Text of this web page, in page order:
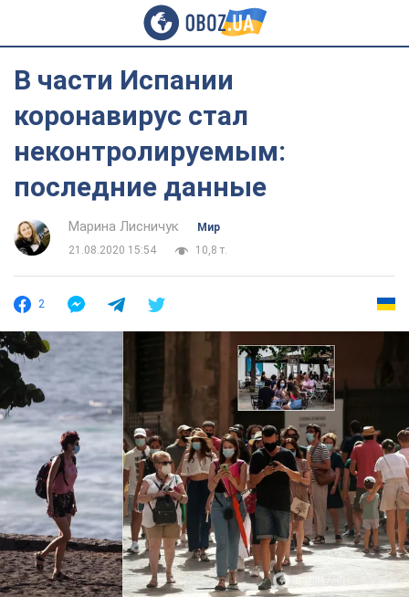
В части Испании
коронавирус стал
неконтролируемым:
последние данные
Марина Лисничук
Мир
21.08.2020 15:54
10,8 т.
2